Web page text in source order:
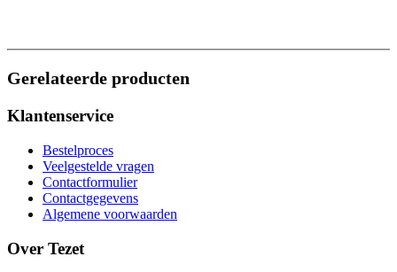
Gerelateerde producten
Klantenservice
Bestelproces
Veelgestelde vragen
Contactformulier
Contactgegevens
Algemene voorwaarden
Over Tezet